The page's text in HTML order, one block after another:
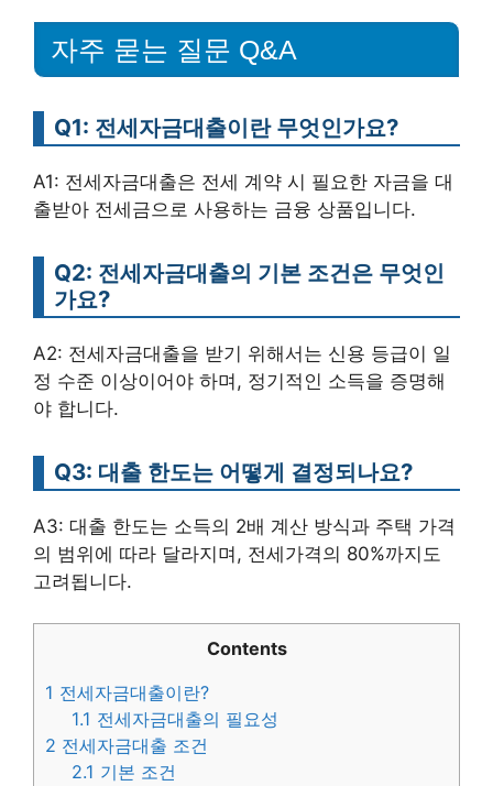
자주 묻는 질문 Q&A
Q1: 전세자금대출이란 무엇인가요?
A1: 전세자금대출은 전세 계약 시 필요한 자금을 대
출받아 전세금으로 사용하는 금융 상품입니다.
Q2: 전세자금대출의 기본 조건은 무엇인
가요?
A2: 전세자금대출을 받기 위해서는 신용 등급이 일
정 수준 이상이어야 하며, 정기적인 소득을 증명해
야 합니다.
Q3: 대출 한도는 어떻게 결정되나요?
A3: 대출 한도는 소득의 2배 계산 방식과 주택 가격
의 범위에 따라 달라지며, 전세가격의 80%까지도
고려됩니다.
Contents
1 전세자금대출이란?
1.1 전세자금대출의 필요성
2 전세자금대출 조건
2.1 기본 조건